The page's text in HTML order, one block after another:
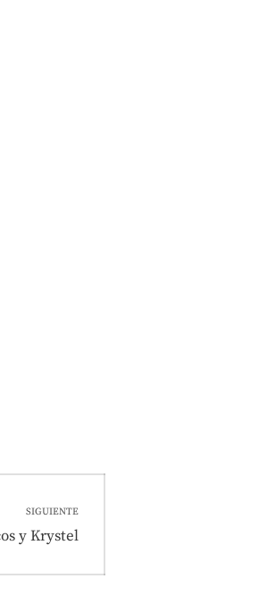
SIGUIENTE
y Krystel